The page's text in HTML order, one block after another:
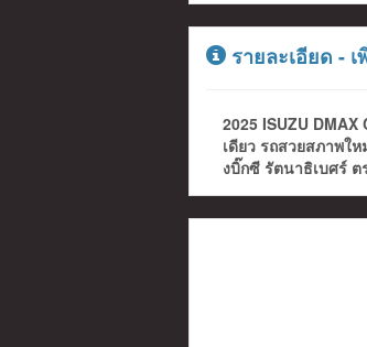
รายละเอียด - เ
2025 ISUZU
เดียว รถสวยสภาพใ
งบิ๊กซี รัตนาธิเบศร์